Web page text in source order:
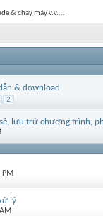
& chạy máy v.v....
& download
2
lưu trử chương trình,
PM
lý.